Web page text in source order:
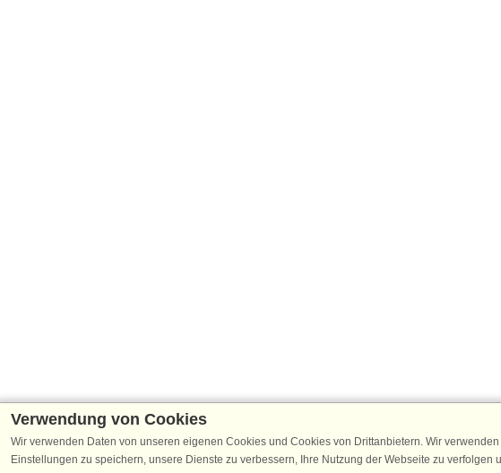
Verwendung von Cookies
Wir verwenden Daten von unseren eigenen Cookies und Cookies von Drittanbietern. Wir
Einstellungen zu speichern, unsere Dienste zu verbessern, Ihre Nutzung der Webseite zu